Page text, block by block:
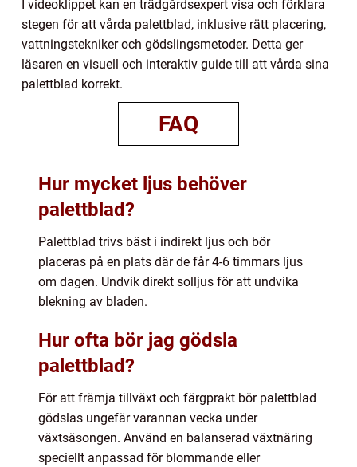
I videoklippet kan en trädgårdsexpert visa och förklara
stegen för att vårda palettblad, inklusive rätt placering,
vattningstekniker och gödslingsmetoder. Detta ger
läsaren en visuell och interaktiv guide till att vårda sina
palettblad korrekt.
FAQ
Hur mycket ljus behöver
palettblad?
Palettblad trivs bäst i indirekt ljus och bör
placeras på en plats där de får 4-6 timmars ljus
om dagen. Undvik direkt solljus för att undvika
blekning av bladen.
Hur ofta bör jag gödsla
palettblad?
För att främja tillväxt och färgprakt bör palettblad
gödslas ungefär varannan vecka under
växtsäsongen. Använd en balanserad växtnäring
speciellt anpassad för blommande eller